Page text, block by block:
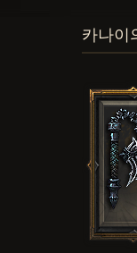
카나이